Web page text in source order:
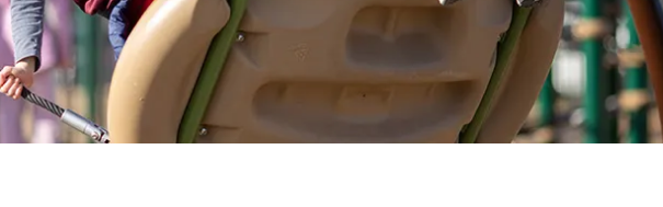
초등학교 미술 교육
몰입형 교육 과정 (유치원~5학년)
Kindergarten at Minnetonka
문해력 증진 계획
미네토카 연구소
주요 분야: 항공
프로젝트 리드
선장 일지 | MHS
톤카 온라인 (보
미네토카 극장 (새 창/탭에서 열림)
등록(새 창/탭에서 열림)
학생회
교육과 학습
기술
평가 및 검정
교통
톤카 프라이드
미네톤카 아메
프로그램
특수 교육
제1장
제9조